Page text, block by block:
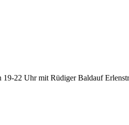
22 Uhr mit Rüdiger Baldauf